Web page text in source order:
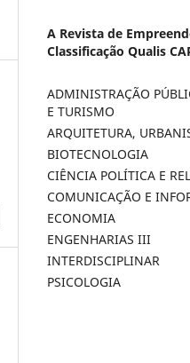
A Revista de
Classificação Qualis
ADMINISTRAÇÃO
E TURISMO
ARQUITETURA,
BIOTECNOLOGIA
CIÊNCIA POLÍTICA E
COMUNICAÇÃO E
ECONOMIA
ENGENHARIAS III
INTERDISCIPLINAR
PSICOLOGIA